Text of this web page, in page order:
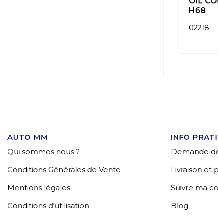
H68
02218
AUTO MM
Qui sommes nous ?
Conditions Générales de Vente
Mentions légales
Conditions d’utilisation
INFO
Demande
Livraison et
Suivre ma
Blog